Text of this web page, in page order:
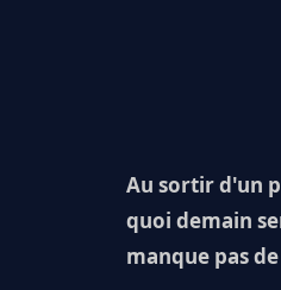
Au sortir d'un
quoi demain
manque pas